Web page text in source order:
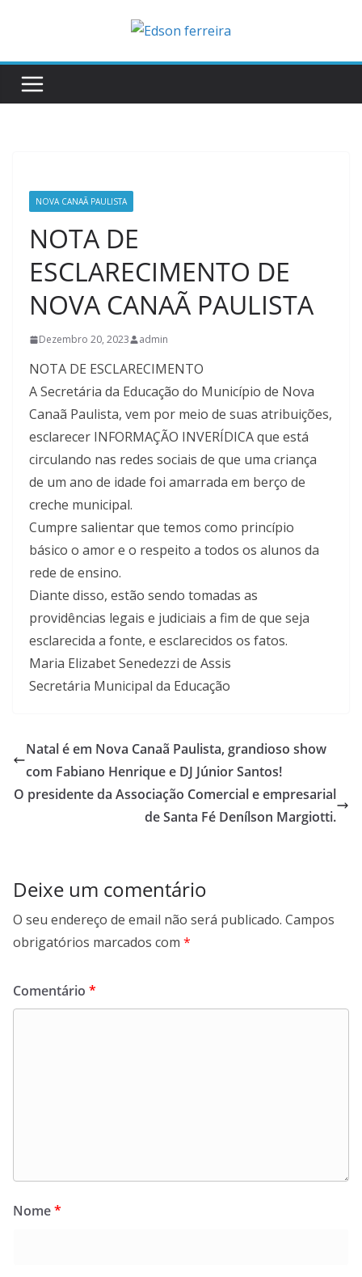
NOVA CANAÃ PAULISTA
NOTA DE
ESCLARECIMENTO DE
NOVA CANAÃ PAULISTA
Dezembro 20, 2023 admin
NOTA DE ESCLARECIMENTO
A Secretária da Educação do Município de Nova
Canaã Paulista, vem por meio de suas atribuições,
esclarecer INFORMAÇÃO INVERÍDICA que está
circulando nas redes sociais de que uma criança
de um ano de idade foi amarrada em berço de
creche municipal.
Cumpre salientar que temos como princípio
básico o amor e o respeito a todos os alunos da
rede de ensino.
Diante disso, estão sendo tomadas as
providências legais e judiciais a fim de que seja
esclarecida a fonte, e esclarecidos os fatos.
Maria Elizabet Senedezzi de Assis
Secretária Municipal da Educação
Natal é em Nova Canaã Paulista, grandioso show
com Fabiano Henrique e DJ Júnior Santos!
O presidente da Associação Comercial e empresarial
de Santa Fé Denílson Margiotti.
Deixe um comentário
O seu endereço de email não será publicado. Campos
obrigatórios marcados com *
Comentário *
Nome*